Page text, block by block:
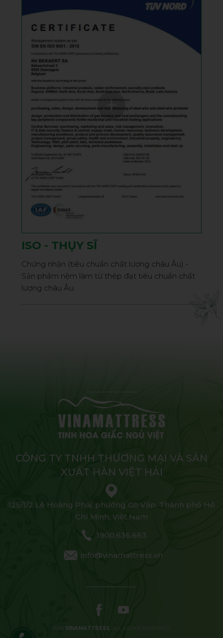
ISO - THỤY SĨ
Chứng nhận (tiêu chuẩn chất lượng châu Âu) -
Sản phẩm nệm làm từ thép đạt tiêu chuẩn chất
lượng châu Âu
CÔNG TY TNHH THƯƠNG MẠI VÀ SẢN
XUẤT HÀN VIỆT HẢI
125/1/2 Lê Hoàng Phái, phường Gò Vấp, Thành phố Hồ
Chí Minh, Việt Nam
1900.636.663
info@vinamattress.vn
VINAMATTRESS . ALL RIGHTS RESERVED.